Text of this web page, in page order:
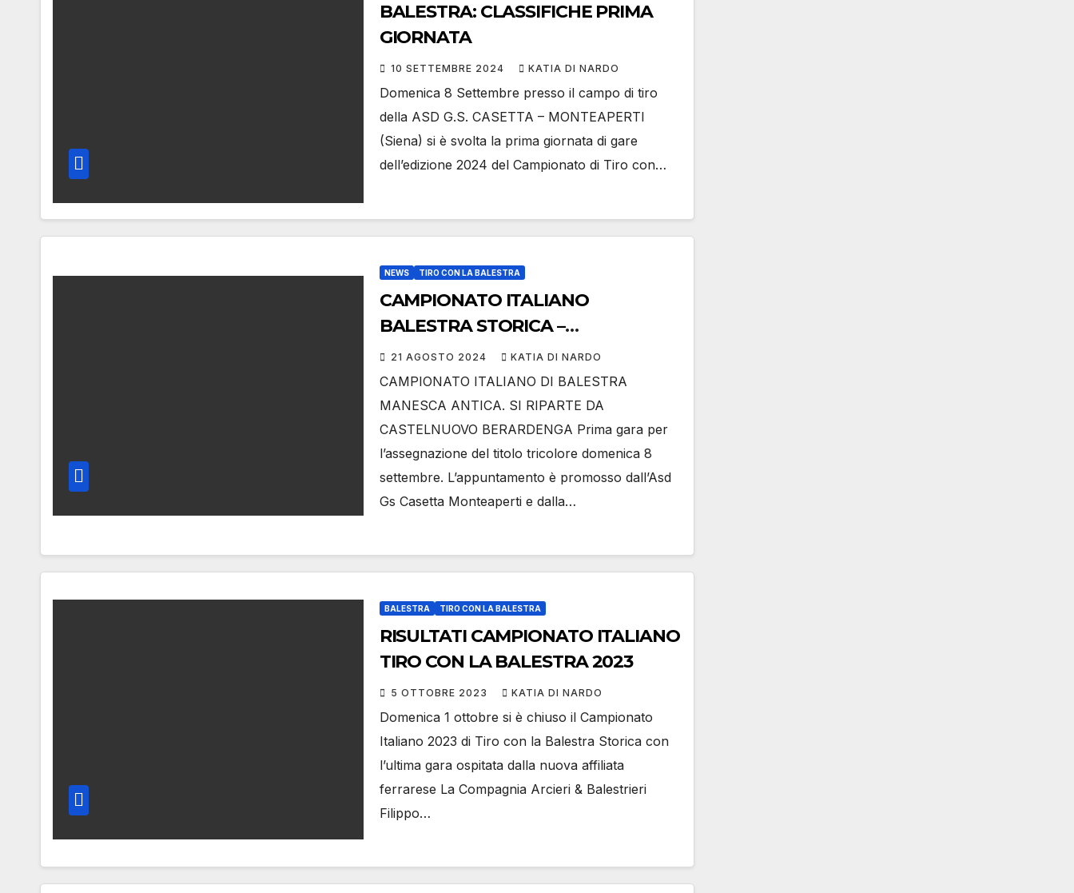
BALESTRA: CLASSIFICHE PRIMA
GIORNATA
10 SETTEMBRE 2024 KATIA DI NARDO
Domenica 8 Settembre presso il campo di tiro
della ASD G.S. CASETTA – MONTEAPERTI
(Siena) si è svolta la prima giornata di gare
dell’edizione 2024 del Campionato di Tiro con…
NEWS TIRO CON LA BALESTRA
CAMPIONATO ITALIANO
BALESTRA STORICA –
CALENDARIO E GARA DI
APERTURA
21 AGOSTO 2024 KATIA DI NARDO
CAMPIONATO ITALIANO DI BALESTRA
MANESCA ANTICA. SI RIPARTE DA
CASTELNUOVO BERARDENGA Prima gara per
l’assegnazione del titolo tricolore domenica 8
settembre. L’appuntamento è promosso dall’Asd
Gs Casetta Monteaperti e dalla…
BALESTRA TIRO CON LA BALESTRA
RISULTATI CAMPIONATO ITALIANO
TIRO CON LA BALESTRA 2023
5 OTTOBRE 2023 KATIA DI NARDO
Domenica 1 ottobre si è chiuso il Campionato
Italiano 2023 di Tiro con la Balestra Storica con
l’ultima gara ospitata dalla nuova affiliata
ferrarese La Compagnia Arcieri & Balestrieri
Filippo…